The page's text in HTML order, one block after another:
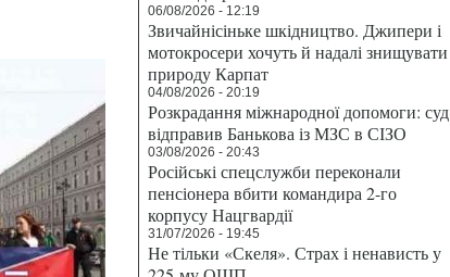
06/08/2026 - 12:19
Звичайнісіньке шкідництво. Джипери і
мотокросери хочуть й надалі знищувати
природу Карпат
04/08/2026 - 20:19
Розкрадання міжнародної допомоги: суд
відправив Банькова із МЗС в СІЗО
03/08/2026 - 20:43
Російські спецслужби переконали
пенсіонера вбити командира 2-го
корпусу Нацгвардії
31/07/2026 - 19:45
Не тільки «Скеля». Страх і ненависть у